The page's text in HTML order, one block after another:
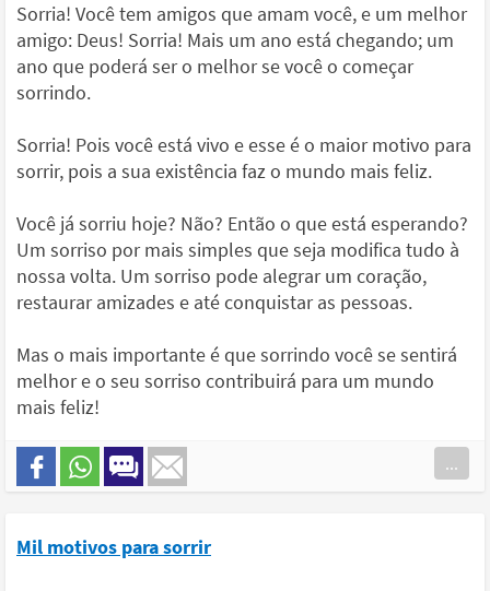
Sorria! Você tem amigos que amam você, e um melhor
amigo: Deus! Sorria! Mais um ano está chegando; um
ano que poderá ser o melhor se você o começar
sorrindo.
Sorria! Pois você está vivo e esse é o maior motivo para
sorrir, pois a sua existência faz o mundo mais feliz.
Você já sorriu hoje? Não? Então o que está esperando?
Um sorriso por mais simples que seja modifica tudo à
nossa volta. Um sorriso pode alegrar um coração,
restaurar amizades e até conquistar as pessoas.
Mas o mais importante é que sorrindo você se sentirá
melhor e o seu sorriso contribuirá para um mundo
mais feliz!
...
Mil motivos para sorrir